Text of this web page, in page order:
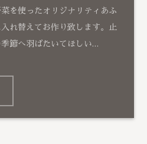
を使ったオリジナリティあふ
れ替えてお作り致します。止
節へ羽ばたいてほしい…